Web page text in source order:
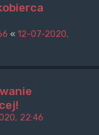
« 12-07-2020,
22:46